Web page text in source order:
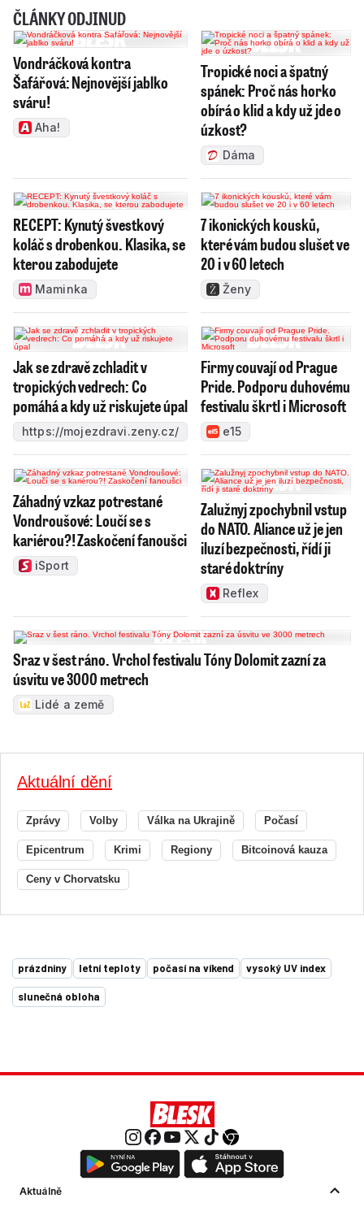
ČLÁNKY ODJINUD
Vondráčková kontra
Šafářová: Nejnovější jablko
sváru!
Aha!
Tropické noci a špatný
spánek: Proč nás horko
obírá o klid a kdy už jde o
úzkost?
Dáma
RECEPT: Kynutý švestkový
koláč s drobenkou. Klasika, se
kterou zabodujete
Maminka
7 ikonických kousků,
které vám budou slušet ve
20 i v 60 letech
Ženy
Jak se zdravě zchladit v
tropických vedrech: Co
pomáhá a kdy už riskujete úpal
https://mojezdravi.zeny.cz/
Firmy couvají od Prague
Pride. Podporu duhovému
festivalu škrtl i Microsoft
e15
Záhadný vzkaz potrestané
Vondroušové: Loučí se s
kariérou?! Zaskočení fanoušci
iSport
Zalužnyj zpochybnil vstup
do NATO. Aliance už je jen
iluzí bezpečnosti, řídí ji
staré doktríny
Reflex
Sraz v šest ráno. Vrchol festivalu Tóny Dolomit zazní za
úsvitu ve 3000 metrech
Lidé a země
Aktuální dění
Zprávy Volby Válka na Ukrajině Počasí
Epicentrum Krimi Regiony Bitcoinová kauza
Ceny v Chorvatsku
prázdniny letní teploty počasí na víkend vysoký UV index
slunečná obloha
Aktuálně